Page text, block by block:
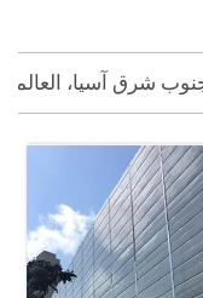
شرق آسيا، العالمي